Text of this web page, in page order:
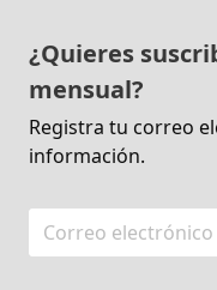
¿Quieres
mensual?
Registra tu correo
información.